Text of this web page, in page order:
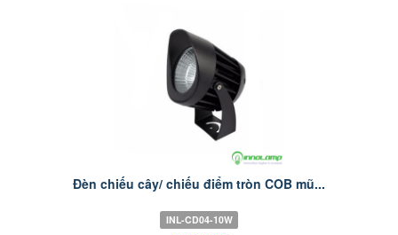
Đèn chiếu cây/ chiếu điểm tròn COB mũ...
INL-CD04-10W